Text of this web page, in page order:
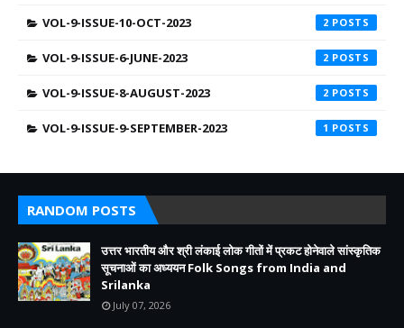
VOL-9-ISSUE-10-OCT-2023 2
VOL-9-ISSUE-6-JUNE-2023 2
VOL-9-ISSUE-8-AUGUST-2023 2
VOL-9-ISSUE-9-SEPTEMBER-2023 1
RANDOM POSTS
उत्तर भारतीय और श्री लंकाई लोक गीतों में प्रकट होनेवाले सांस्कृतिक
सूचनाओं का अध्ययन Folk Songs from India and
Srilanka
July 07, 2026